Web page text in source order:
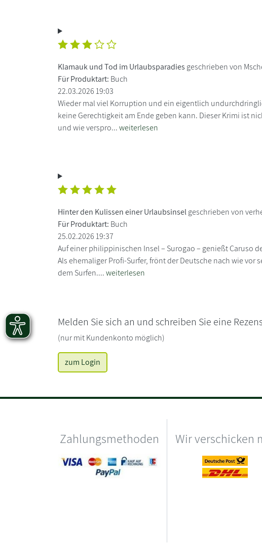
Klamauk und Tod im Urlaubsparadies geschrieben von
Für Produktart: Buch
22.03.2026 19:03
Wieder mal viel Korruption und ein eigentlich
keine Gerechtigkeit am Ende geben kann. Dieser Krimi ist
und wie verspro...weiterlesen
Hinter den Kulissen einer Urlaubsinselgeschrieben von
Für Produktart: Buch
25.02.2026 19:37
Auf einer philippinischen Insel – Surogao – genießt Caruso
Als ehemaliger Profi-Surfer, frönt der Deutsche nach wie vor
dem Surfen....weiterlesen
Melden Sie sich an und schreiben Sie eine
(nur mit Kundenkonto möglich)
zum Login
Zahlungsmethoden Wir verschicken